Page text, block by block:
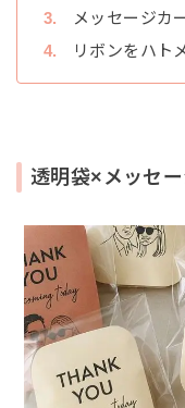
メッセージカ
リボンをハト
透明袋×メッセ